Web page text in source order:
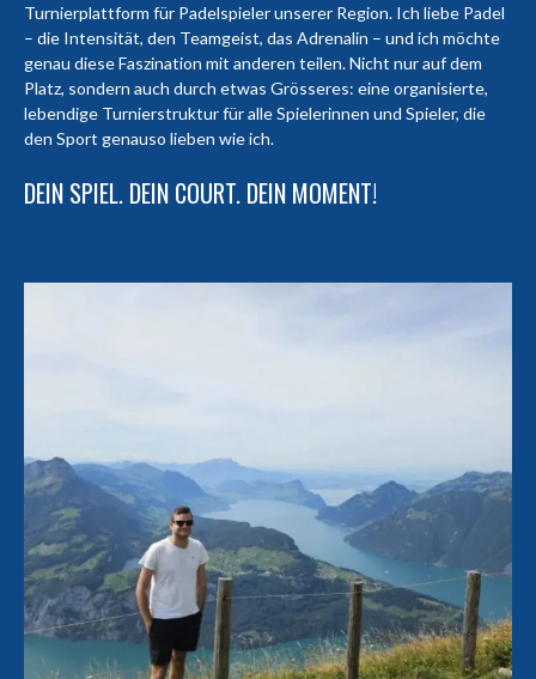
Turnierplattform für Padelspieler unserer Region. Ich liebe Padel
– die Intensität, den Teamgeist, das Adrenalin – und ich möchte
genau diese Faszination mit anderen teilen. Nicht nur auf dem
Platz, sondern auch durch etwas Grösseres: eine organisierte,
lebendige Turnierstruktur für alle Spielerinnen und Spieler, die
den Sport genauso lieben wie ich.
DEIN SPIEL. DEIN COURT. DEIN MOMENT!